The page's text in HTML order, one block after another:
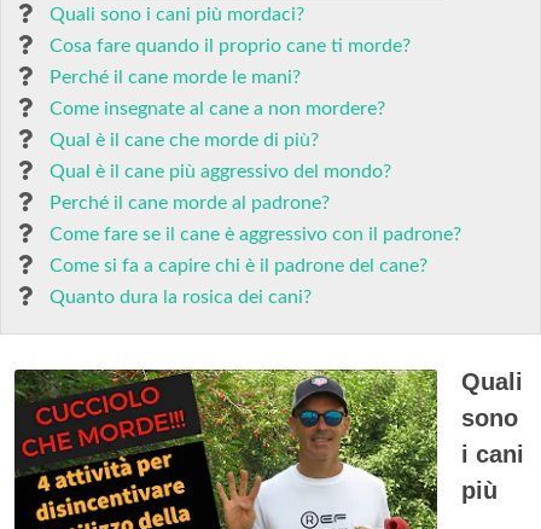
Quali sono i cani più mordaci?
Cosa fare quando il proprio cane ti morde?
Perché il cane morde le mani?
Come insegnate al cane a non mordere?
Qual è il cane che morde di più?
Qual è il cane più aggressivo del mondo?
Perché il cane morde al padrone?
Come fare se il cane è aggressivo con il padrone?
Come si fa a capire chi è il padrone del cane?
Quanto dura la rosica dei cani?
Quali
sono
i cani
più